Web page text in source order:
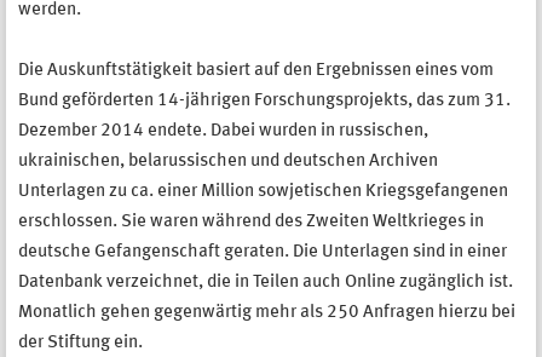
werden.
Die Auskunftstätigkeit basiert auf den Ergebnissen eines vom
Bund geförderten 14-jährigen Forschungsprojekts, das zum 31.
Dezember 2014 endete. Dabei wurden in russischen,
ukrainischen, belarussischen und deutschen Archiven
Unterlagen zu ca. einer Million sowjetischen Kriegsgefangenen
erschlossen. Sie waren während des Zweiten Weltkrieges in
deutsche Gefangenschaft geraten. Die Unterlagen sind in einer
Datenbank verzeichnet, die in Teilen auch Online zugänglich ist.
Monatlich gehen gegenwärtig mehr als 250 Anfragen hierzu bei
der Stiftung ein.